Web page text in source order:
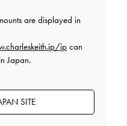
しかも可愛いく使いやすい！
よかった
are displayed in
jpcan
Japan.
SITE